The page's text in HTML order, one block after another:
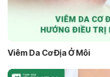
Viêm Da Cơ Địa Ở Môi